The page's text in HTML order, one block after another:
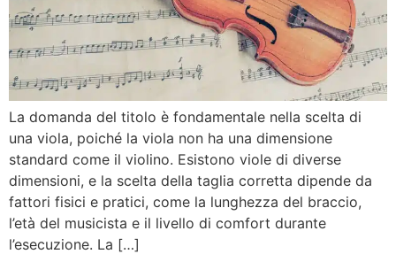
La domanda del titolo è fondamentale nella scelta di
una viola, poiché la viola non ha una dimensione
standard come il violino. Esistono viole di diverse
dimensioni, e la scelta della taglia corretta dipende da
fattori fisici e pratici, come la lunghezza del braccio,
l’età del musicista e il livello di comfort durante
l’esecuzione. La […]